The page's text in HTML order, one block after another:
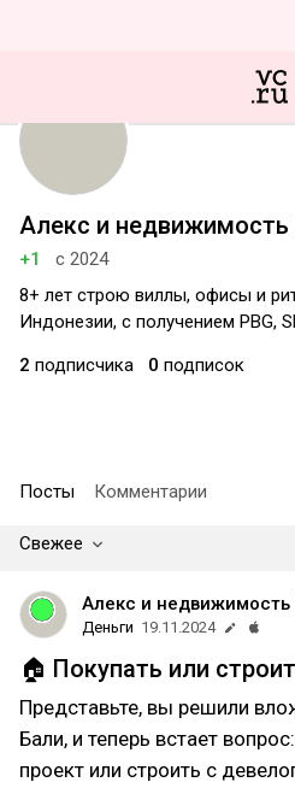
Алекс и недвижимость
+1
с 2024
8+ лет строю виллы, офисы и
Индонезии, с получением PBG,
2 подписчика 0 подписок
Посты Комментарии
Свежее
Алекс и недвижимость
Деньги 19.11.2024
🏠 Покупать или
Представьте, вы решили
Бали, и теперь встает
проект или строить с